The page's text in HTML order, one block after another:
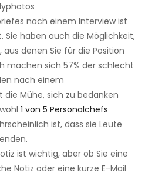
nach einem Interview ist
Sie haben auch die Möglichkeit,
denen Sie für die Position
machen sich 57% der schlecht
nach einem
Mühe, sich zu bedanken
1 von 5 Personalchefs
ist, dass sie Leute
ist wichtig, aber ob Sie eine
Notiz oder eine kurze E-Mail